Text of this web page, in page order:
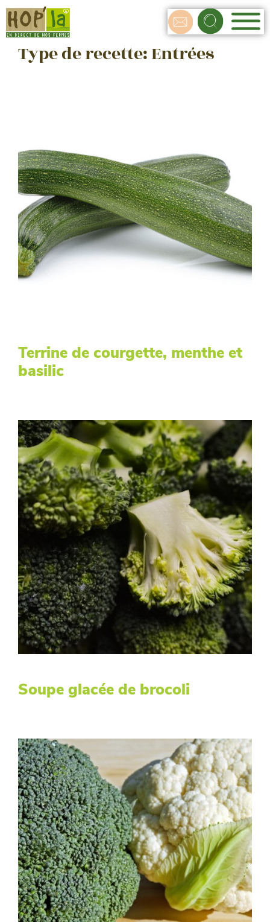
Type de recette:Entrées
Terrine de courgette, menthe et
basilic
Soupe glacée de brocoli